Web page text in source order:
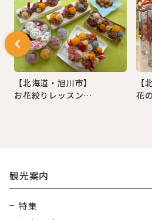
ー
ジ
送
り
ティー講座
【北海道・旭川市】
お花絞りレッスン
【
花
観光案内
特集